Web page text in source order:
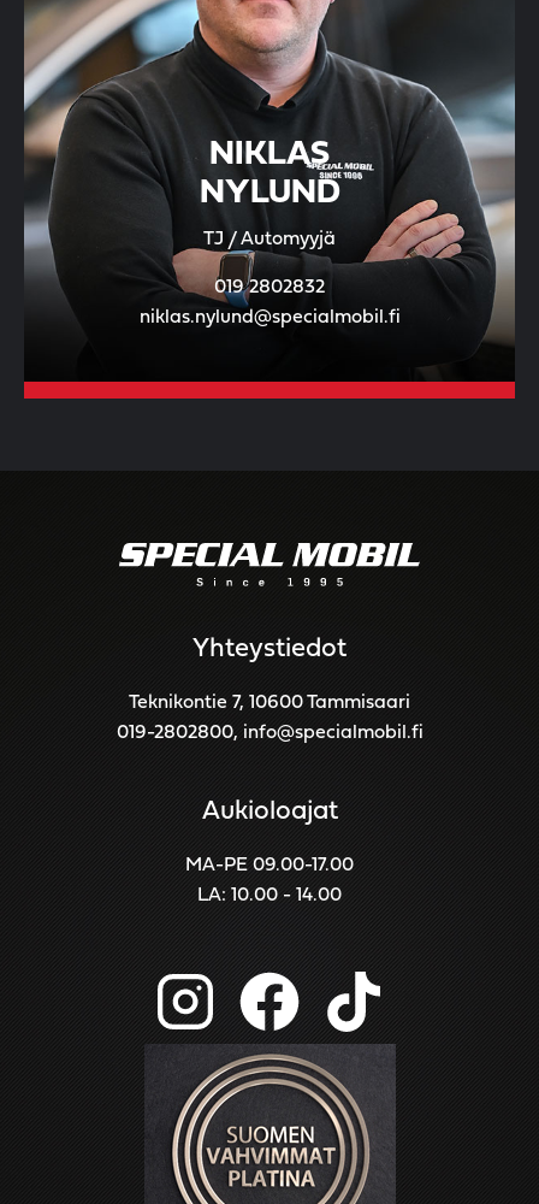
NIKLAS
NYLUND
TJ / Automyyjä
019 2802832
niklas.nylund@specialmobil.fi
Yhteystiedot
Teknikontie 7, 10600 Tammisaari
019-2802800, info@specialmobil.fi
Aukioloajat
MA-PE 09.00-17.00
LA: 10.00 - 14.00